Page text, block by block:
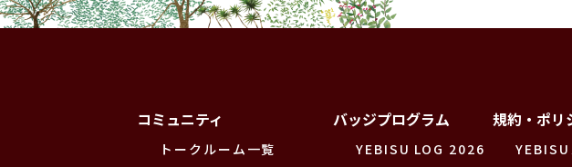
コミュニティ
トークルーム一覧
バッジプログラム
YEBISU LOG 2026
規約・ポリ